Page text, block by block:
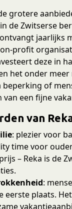
grotere
de Zwitserse
jaarlijks
profit
deze in
het onder
beperking of
een fijne
van
: plezier voor
time voor
– Reka is de
:
eerste plaats.